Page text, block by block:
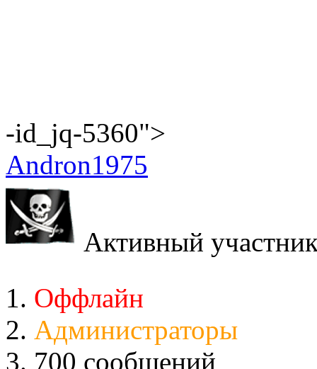
-id_jq-5360">
Andron1975
Активный
Оффлайн
Администраторы
700 сообщений